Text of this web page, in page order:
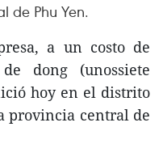
de Phu Yen.
a un costo de
dong (unossiete
hoy en el distrito
provincia central de